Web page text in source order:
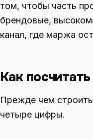
том, чтобы часть
брендовые,
канал, где маржа
Как
Прежде чем строить
четыре цифры.